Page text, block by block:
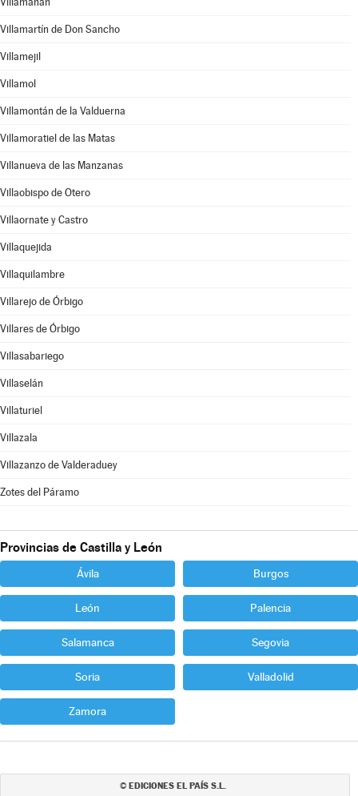
Villamartín de Don Sancho
Villamejil
Villamol
Villamontán de la Valduerna
Villamoratiel de las Matas
Villanueva de las Manzanas
Villaobispo de Otero
Villaornate y Castro
Villaquejida
Villaquilambre
Villarejo de Órbigo
Villares de Órbigo
Villasabariego
Villaselán
Villaturiel
Villazala
Villazanzo de Valderaduey
Zotes del Páramo
Provincias de Castilla y León
Ávila Burgos
León Palencia
Salamanca Segovia
Soria Valladolid
Zamora
© EDICIONES EL PAÍS S.L.